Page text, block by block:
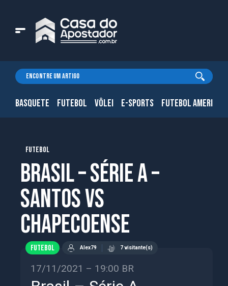
BASQUETE FUTEBOL VÔLEI E-SPORTS FUTEBOL
FUTEBOL
Brasil – Série A –
Santos vs
Chapecoense
FUTEBOL Alex79 7 visitante(s)
17/11/2021 – 19:00 BR